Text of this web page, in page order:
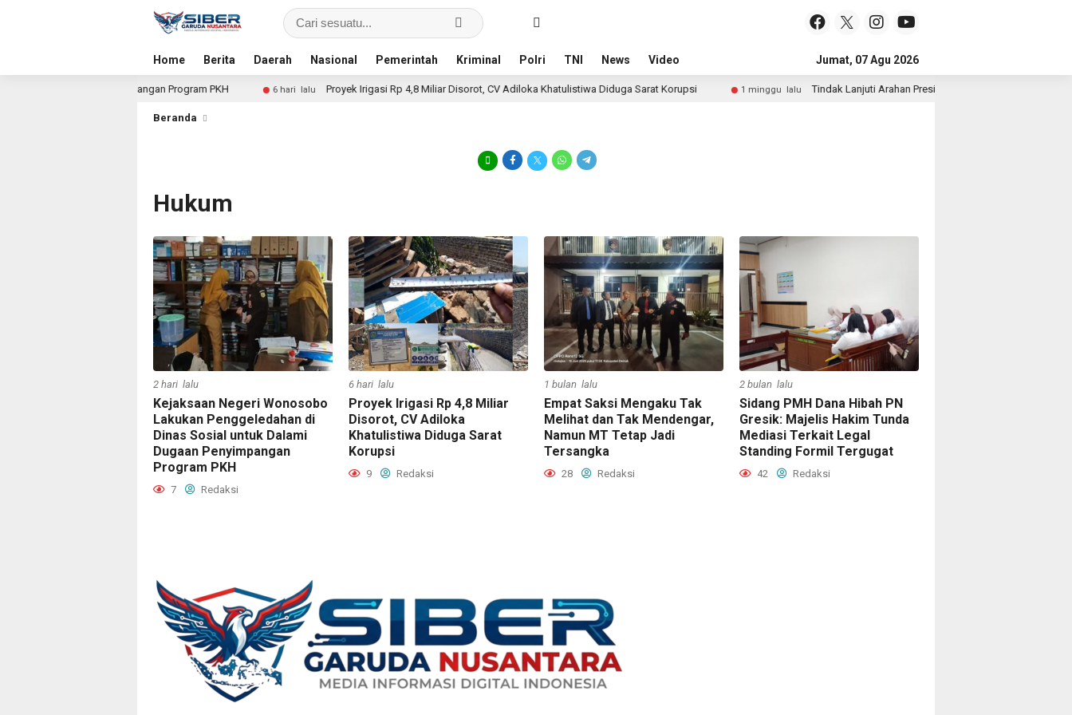
Home Berita Daerah Nasional Pemerintah Kriminal Polri TNI News Video Jumat, 07 Agu 2026
Dugaan Penyimpangan Program PKH 6 hari lalu Proyek Irigasi Rp 4,8 Miliar Disorot, CV Adiloka Khatulistiwa Diduga Sarat Korupsi 1 minggu lalu Tindak Lanjuti Arahan Presiden, Wakapolri dan Wamen
Beranda
Hukum
2 hari lalu
Kejaksaan Negeri Wonosobo
Lakukan Penggeledahan di
Dinas Sosial untuk Dalami
Dugaan Penyimpangan
Program PKH
7 Redaksi
6 hari lalu
Proyek Irigasi Rp 4,8 Miliar
Disorot, CV Adiloka
Khatulistiwa Diduga Sarat
Korupsi
9 Redaksi
1 bulan lalu
Empat Saksi Mengaku Tak
Melihat dan Tak Mendengar,
Namun MT Tetap Jadi
Tersangka
28 Redaksi
2 bulan lalu
Sidang PMH Dana Hibah PN
Gresik: Majelis Hakim Tunda
Mediasi Terkait Legal
Standing Formil Tergugat
42 Redaksi